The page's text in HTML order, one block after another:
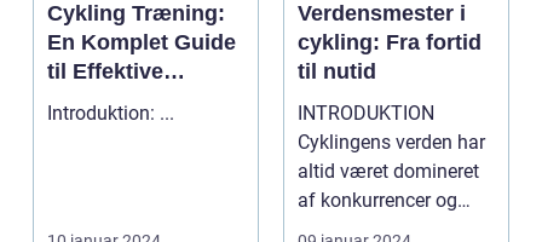
Cykling Træning:
En Komplet Guide
til Effektive
Træningsmetoder
Introduktion: ...
Verdensmester i
cykling: Fra fortid
til nutid
INTRODUKTION
Cyklingens verden har
altid været domineret
af konkurrencer og
mesterskaber. En af de